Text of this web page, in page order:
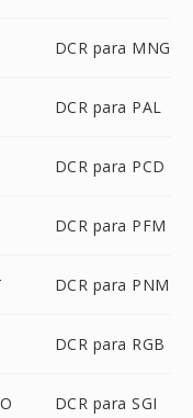
DCR para MNG
DCR para PAL
DCR para PCD
DCR para PFM
DCR para PNM
DCR para RGB
DCR para SGI